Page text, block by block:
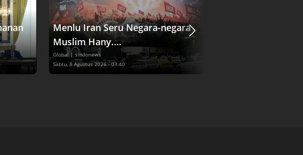
Menlu Iran Seru Negara-negara
Muslim Hany....
Global | sindonews
Sabtu, 8 Agustus 2026 - 03:40